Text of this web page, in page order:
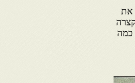
את
כמה